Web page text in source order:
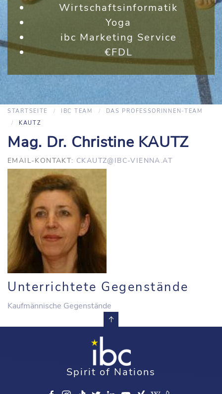
Wirtschaftsinformatik
Yoga
ibc Marketing Service
€FDL
STARTSEITE IBC TEAM
DAS PROFESSORINNEN-TEAM
KAUTZ
Mag. Dr. Christine KAUTZ
EMAIL-KONTAKT: CKAUTZ@IBC-VIENNA.AT
Unterrichtete Gegenstände
Kaufmännische Gegenstände
Spirit of Nations